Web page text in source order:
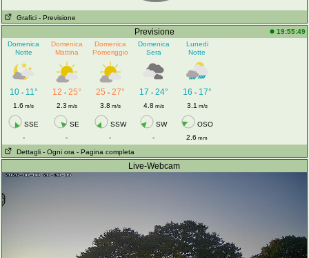
Grafici - Previsione
Previsione
19:55:49
Domenica
Notte
Domenica
Mattina
Domenica
Pomeriggio
Domenica
Sera
Lunedi
Notte
10- 11° 12 - 25° 25 - 27° 17 - 24° 16 - 17°
1.6 m/s 2.3 m/s 3.8 m/s 4.8 m/s 3.1 m/s
SSE SE SSW SW
OSO
-
- - - 2.6 mm
Dettagli - Ogni ora - Pagina completa
Live-Webcam